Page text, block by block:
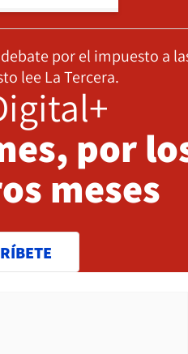
por el impuesto a
lee La Tercera.
por
meses